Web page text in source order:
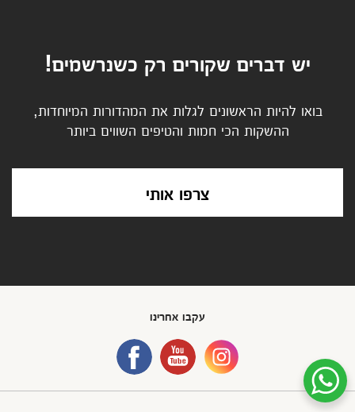
יש דברים שקורים רק כשנרשמים!
בואו להיות הראשונים לגלות את המהדורות המיוחדות,
ההשקות הכי חמות והטיפים השווים ביותר
צרפו אותי
עקבו אחרינו
שיחת ווטסאפ עם שירות הלקוחות